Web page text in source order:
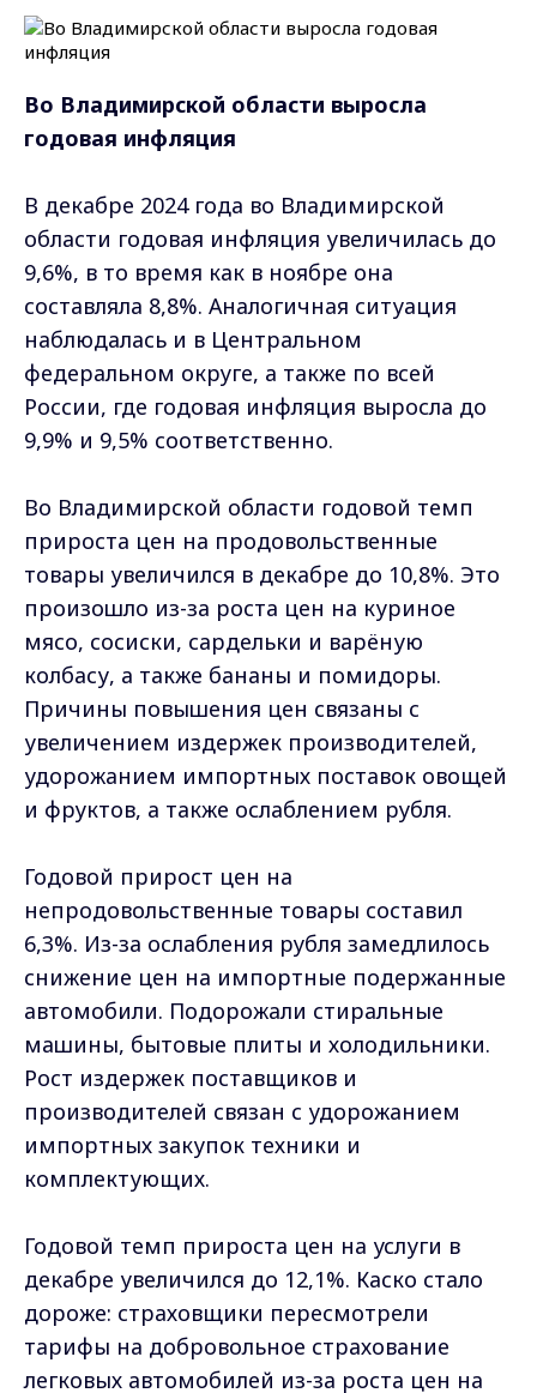
Во Владимирской области выросла
годовая инфляция
В декабре 2024 года во Владимирской
области годовая инфляция увеличилась до
9,6%, в то время как в ноябре она
составляла 8,8%. Аналогичная ситуация
наблюдалась и в Центральном
федеральном округе, а также по всей
России, где годовая инфляция выросла до
9,9% и 9,5% соответственно.
Во Владимирской области годовой темп
прироста цен на продовольственные
товары увеличился в декабре до 10,8%. Это
произошло из-за роста цен на куриное
мясо, сосиски, сардельки и варёную
колбасу, а также бананы и помидоры.
Причины повышения цен связаны с
увеличением издержек производителей,
удорожанием импортных поставок овощей
и фруктов, а также ослаблением рубля.
Годовой прирост цен на
непродовольственные товары составил
6,3%. Из-за ослабления рубля замедлилось
снижение цен на импортные подержанные
автомобили. Подорожали стиральные
машины, бытовые плиты и холодильники.
Рост издержек поставщиков и
производителей связан с удорожанием
импортных закупок техники и
комплектующих.
Годовой темп прироста цен на услуги в
декабре увеличился до 12,1%. Каско стало
дороже: страховщики пересмотрели
тарифы на добровольное страхование
легковых автомобилей из-за роста цен на